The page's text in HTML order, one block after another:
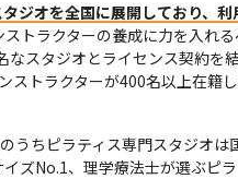
ジオを全国に展開しており、利
トラクターの養成に力を入れ
スタジオとライセンス契約を
ストラクターが400名以上在
ちピラティス専門スタジオは
ズNo.1、理学療法士が選ぶピ